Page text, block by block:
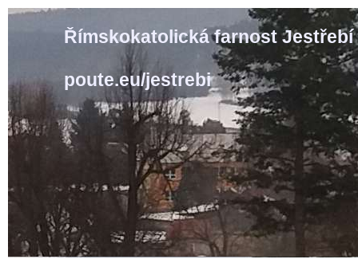
Římskokatolická farnost Jestřebí
poute.eu/jestrebi